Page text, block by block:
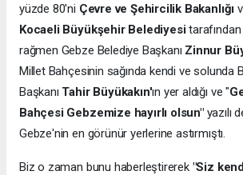
yüzde 80'ni Çevre ve Şehircilik Bakanlığı
Kocaeli Büyükşehir Belediyesitarafından
rağmen Gebze Belediye Başkanı Zinnur
Millet Bahçesinin sağında kendi ve solunda
Başkanı Tahir Büyükakın'ın yer aldığı ve "
Bahçesi Gebzemize hayırlı olsun"yazılı
Gebze'nin en görünür yerlerine astırmıştı.
Biz o zaman bunu haberleştirerek "Siz